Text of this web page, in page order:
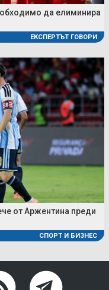
да елиминира
ЕКСПЕРТЪТ ГОВОРИ
от Аржентина преди
СПОРТ И БИЗНЕС